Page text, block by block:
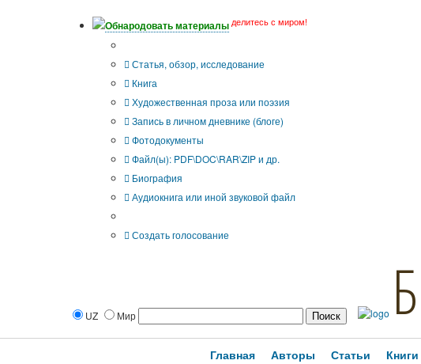
Обнародовать материалы делитесь с миром!
Статья, обзор, исследование
Книга
Художественная проза или поэзия
Запись в личном дневнике (блоге)
Фотодокументы
Файл(ы): PDF\DOC\RAR\ZIP и др.
Биография
Аудиокнига или иной звуковой файл
Создать голосование
UZ Мир
Главная Авторы Статьи Книги